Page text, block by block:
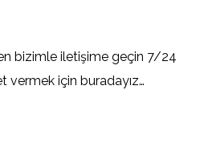
bizimle iletişime geçin 7/24
vermek için buradayız…